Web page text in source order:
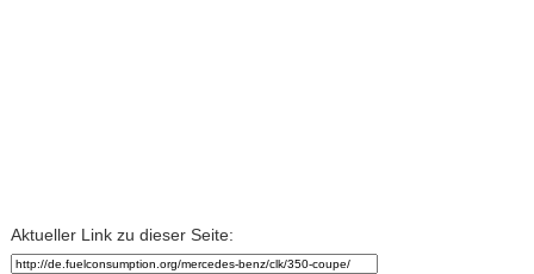
Aktueller Link zu dieser Seite: